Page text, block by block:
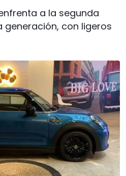
a la segunda
con ligeros